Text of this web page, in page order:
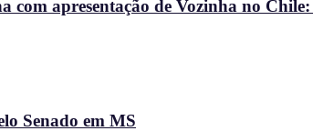
com apresentação de Vozinha no
Senado em MS